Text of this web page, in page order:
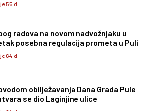
55 d
radova na novom nadvožnjaku u
posebna regulacija prometa u Puli
64 d
obilježavanja Dana Grada Pule
se dio Laginjine ulice